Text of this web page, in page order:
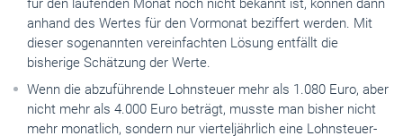
für den laufenden Monat noch nicht bekannt ist, können dann
anhand des Wertes für den Vormonat beziffert werden. Mit
dieser sogenannten vereinfachten Lösung entfällt die
bisherige Schätzung der Werte.
Wenn die abzuführende Lohnsteuer mehr als 1.080 Euro, aber
nicht mehr als 4.000 Euro beträgt, musste man bisher nicht
mehr monatlich, sondern nur vierteljährlich eine Lohnsteuer-